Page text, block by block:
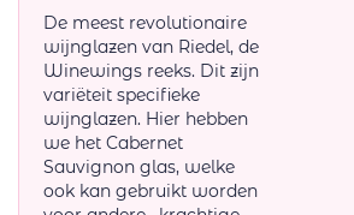
De meest revolutionaire
wijnglazen van Riedel, de
Winewings reeks. Dit zijn
variëteit specifieke
wijnglazen. Hier hebben
we het Cabernet
Sauvignon glas, welke
ook kan gebruikt worden